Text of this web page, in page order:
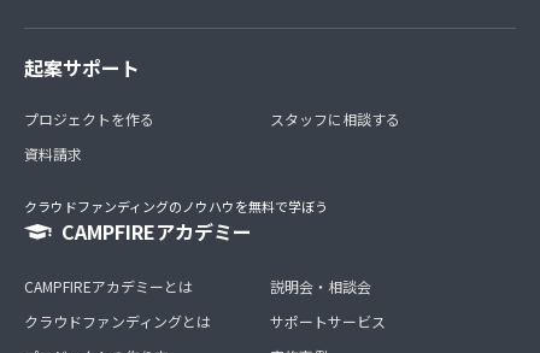
起案サポート
プロジェクトを作る
資料請求
スタッフに相談する
クラウドファンディングのノウハウを無料で学ぼう
CAMPFIREアカデミー
CAMPFIREアカデミーとは
クラウドファンディングとは
説明会・相談会
サポートサービス